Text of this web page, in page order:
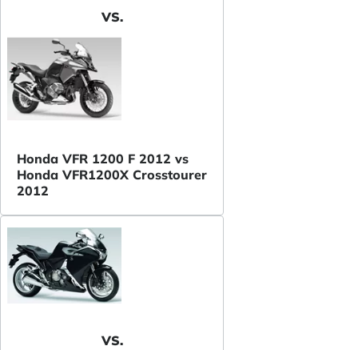
VS.
Honda VFR 1200 F 2012 vs
Honda VFR1200X Crosstourer
2012
VS.